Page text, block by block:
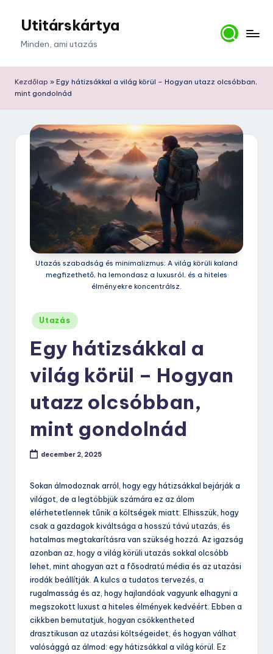
Utitárskártya
Minden, ami utazás
Kezdőlap » Egy hátizsákkal a világ körül – Hogyan utazz olcsóbban,
mint gondolnád
Utazás szabadság és minimalizmus: A világ körüli kaland
megfizethető, ha lemondasz a luxusról, és a hiteles
élményekre koncentrálsz.
Posted
in
Utazás
Egy hátizsákkal a
világ körül – Hogyan
utazz olcsóbban,
mint gondolnád
december 2, 2025
Sokan álmodoznak arról, hogy egy hátizsákkal bejárják a
világot, de a legtöbbjük számára ez az álom
elérhetetlennek tűnik a költségek miatt. Elhisszük, hogy
csak a gazdagok kiváltsága a hosszú távú utazás, és
hatalmas megtakarításra van szükség hozzá. Az igazság
azonban az, hogy a világ körüli utazás sokkal olcsóbb
lehet, mint ahogyan azt a fősodratú média és az utazási
irodák beállítják. A kulcs a tudatos tervezés, a
rugalmasság és az, hogy hajlandóak vagyunk elhagyni a
megszokott luxust a hiteles élmények kedvéért. Ebben a
cikkben bemutatjuk, hogyan csökkentheted
drasztikusan az utazási költségeidet, és hogyan válhat
valósággá az álmod: egy hátizsákkal a világ körül. Ez